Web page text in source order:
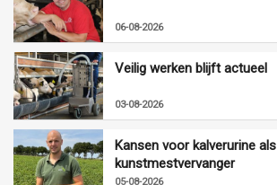
06-08-2026
Veilig werken blijft actueel
03-08-2026
Kansen voor kalverurine als
kunstmestvervanger
05-08-2026